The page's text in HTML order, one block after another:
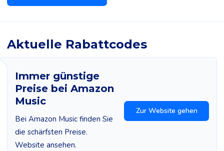
Aktuelle Rabattcodes
Immer günstige
Preise bei Amazon
Music
Bei Amazon Music finden Sie
die schärfsten Preise.
Website ansehen.
Zur Website gehen